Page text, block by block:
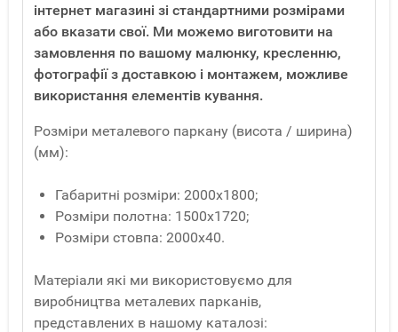
інтернет магазині зі стандартними розмірами
або вказати свої. Ми можемо виготовити на
замовлення по вашому малюнку, кресленню,
фотографії з доставкою і монтажем, можливе
використання елементів кування.
Розміри металевого паркану (висота / ширина)
(мм):
Габаритні розміри: 2000х1800;
Розміри полотна: 1500х1720;
Розміри стовпа: 2000х40.
Матеріали які ми використовуємо для
виробництва металевих парканів,
представлених в нашому каталозі: